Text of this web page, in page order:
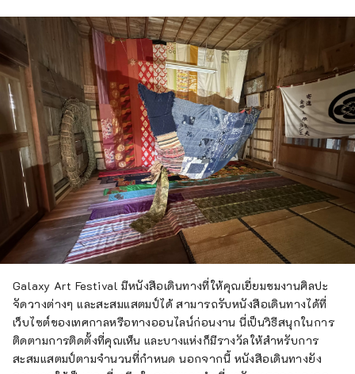
Galaxy Art Festival มีหนังสือเดินทางที่ให้คุณเยี่ยมชมงานศิลปะ
จัดวางต่างๆ และสะสมแสตมป์ได้ สามารถรับหนังสือเดินทางได้ที่
เว็บไซต์ของเทศกาลหรือทางออนไลน์ก่อนงาน นี่เป็นวิธีสนุกในการ
ติดตามการติดตั้งที่คุณเห็น และบางแห่งก็มีรางวัลให้สำหรับการ
สะสมแสตมป์ตามจำนวนที่กำหนด นอกจากนี้ หนังสือเดินทางยัง